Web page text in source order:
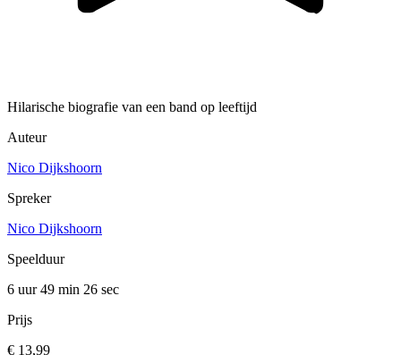
Hilarische biografie van een band op leeftijd
Auteur
Nico Dijkshoorn
Spreker
Nico Dijkshoorn
Speelduur
6 uur 49 min 26 sec
Prijs
€ 13,99